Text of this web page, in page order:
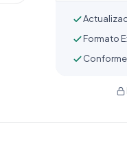
Formato
Conforme